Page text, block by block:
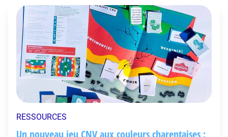
RESSOURCES
Un nouveau jeu CNV aux couleurs charentaises :